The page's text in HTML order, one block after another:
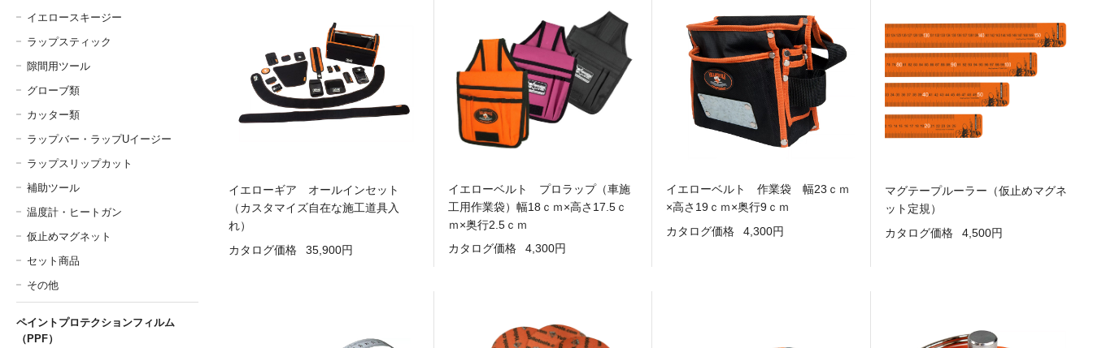
イエローギア オールインセット
（カスタマイズ自在な施工道具入
れ）
カタログ価格
35,900円
イエローベルト プロラップ（車施
工用作業袋）幅18ｃｍ×高さ17.5ｃ
ｍ×奥行2.5ｃｍ
カタログ価格
4,300円
イエローベルト 作業袋 幅23ｃｍ
×高さ19ｃｍ×奥行9ｃｍ
カタログ価格
4,300円
マグテープルーラー（仮止めマグネ
ット定規）
カタログ価格
4,500円
イエロースキージー
ラップスティック
隙間用ツール
グローブ類
カッター類
ラップバー・ラップUイージー
ラップスリップカット
補助ツール
温度計・ヒートガン
仮止めマグネット
セット商品
その他
ペイントプロテクションフィルム
（PPF）